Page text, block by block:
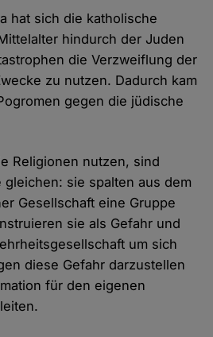
hat sich die katholische
hindurch der Juden
die Verzweiflung der
zu nutzen. Dadurch kam
gegen die jüdische
Religionen nutzen, sind
gleichen: sie spalten aus dem
Gesellschaft eine Gruppe
sie als Gefahr und
um sich
diese Gefahr darzustellen
für den eigenen